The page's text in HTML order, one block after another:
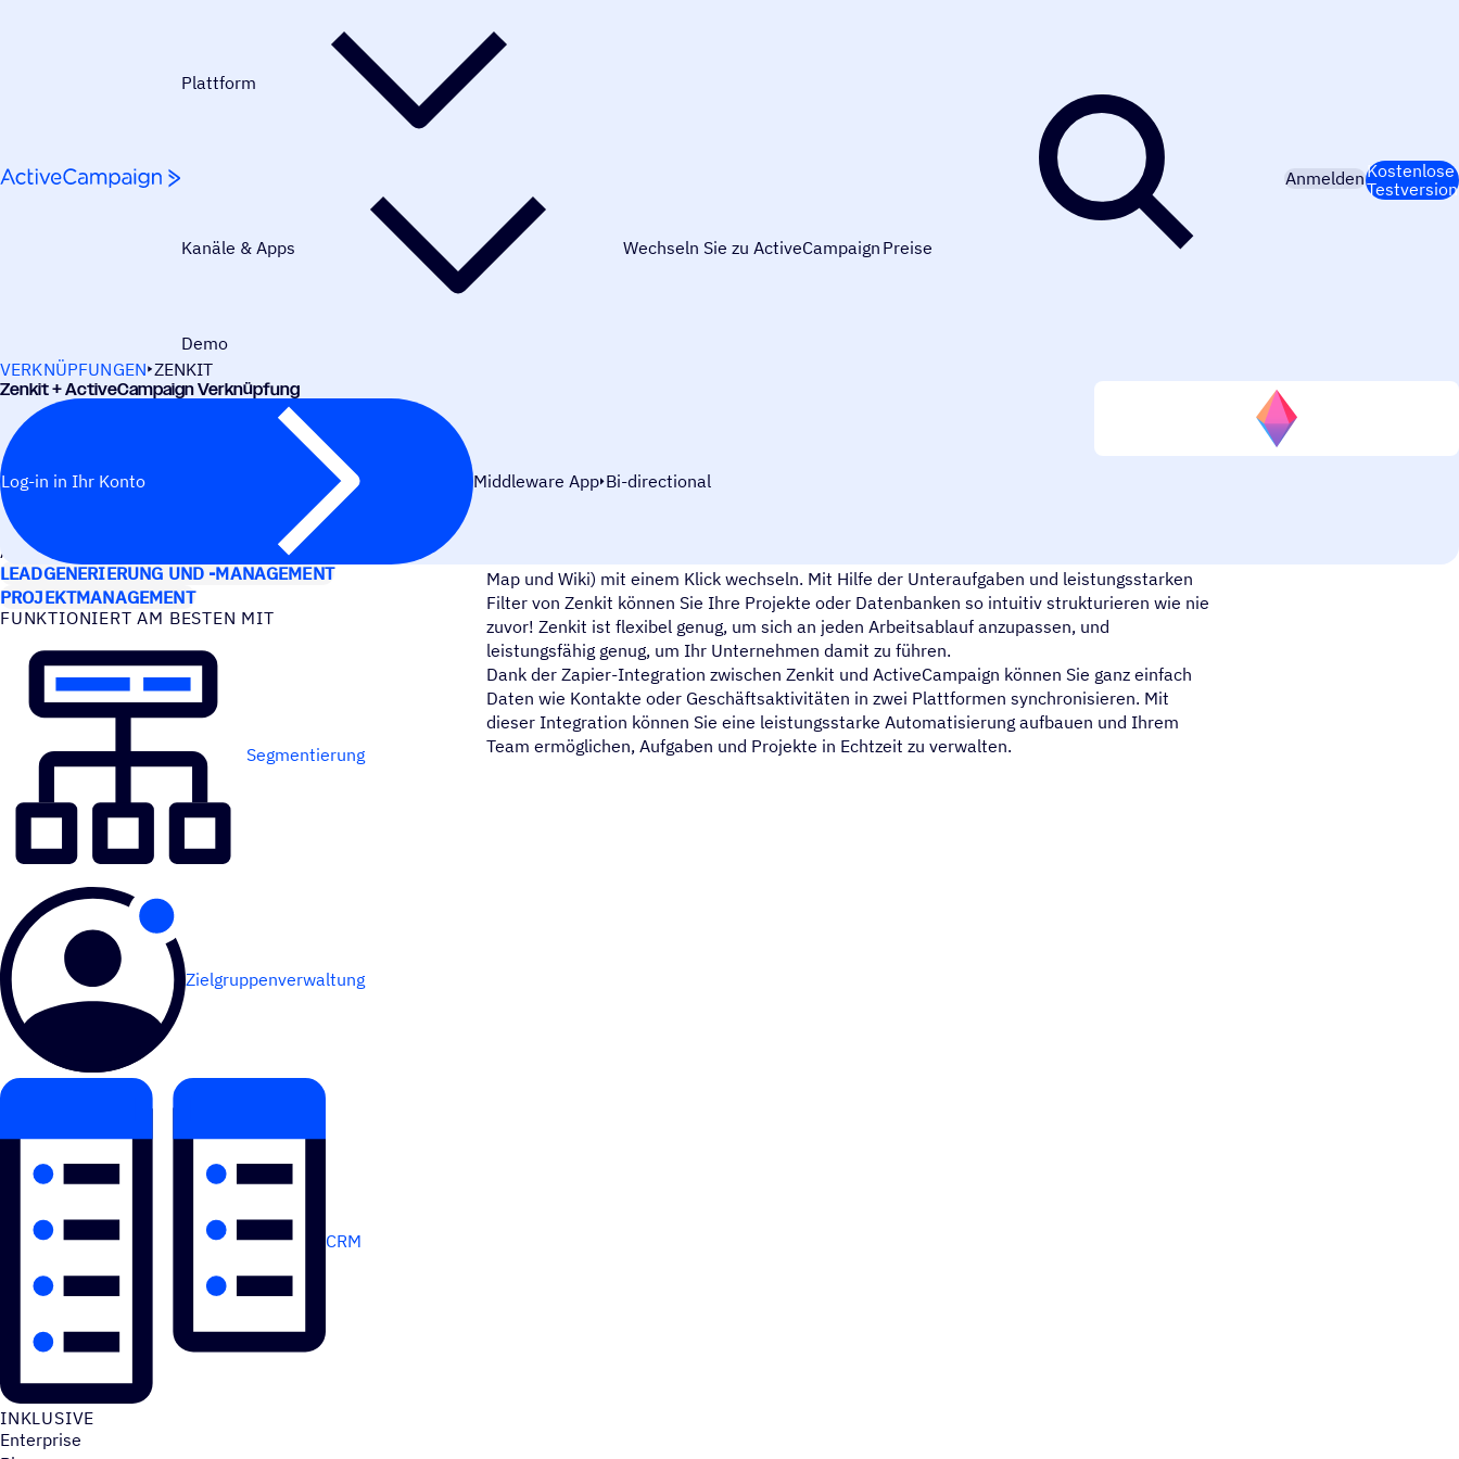
Plattform
Kanäle & Apps Wechseln Sie zu ActiveCampaign Preise
Demo
AnmeldenKostenlose
Testversion
VERKNÜPFUNGEN ZENKIT
Zenkit + ActiveCampaign Verknüpfung
Log-in in Ihr Konto Middleware App Bi-directional
ANWEN­DUNGS­FÄLLE
LEADGENERIERUNG UND -MANAGEMENT
PROJEKTMANAGEMENT
FUNK­TIO­NIERT AM BESTEN MIT
Segmentierung
Zielgruppenverwaltung
CRM
INKLU­SIVE
Enterprise
Map und Wiki) mit einem Klick wechseln. Mit Hilfe der Unteraufgaben und leistungsstarken
Filter von Zenkit können Sie Ihre Projekte oder Datenbanken so intuitiv strukturieren wie nie
zuvor! Zenkit ist flexibel genug, um sich an jeden Arbeitsablauf anzupassen, und
leistungsfähig genug, um Ihr Unternehmen damit zu führen.
Dank der Zapier-Integration zwischen Zenkit und ActiveCampaign können Sie ganz einfach
Daten wie Kontakte oder Geschäftsaktivitäten in zwei Plattformen synchronisieren. Mit
dieser Integration können Sie eine leistungsstarke Automatisierung aufbauen und Ihrem
Team ermöglichen, Aufgaben und Projekte in Echtzeit zu verwalten.